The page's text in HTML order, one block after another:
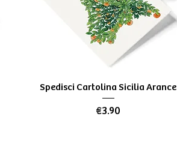
Quick View
Spedisci Cartolina Sicilia Arance
Price
€3.90